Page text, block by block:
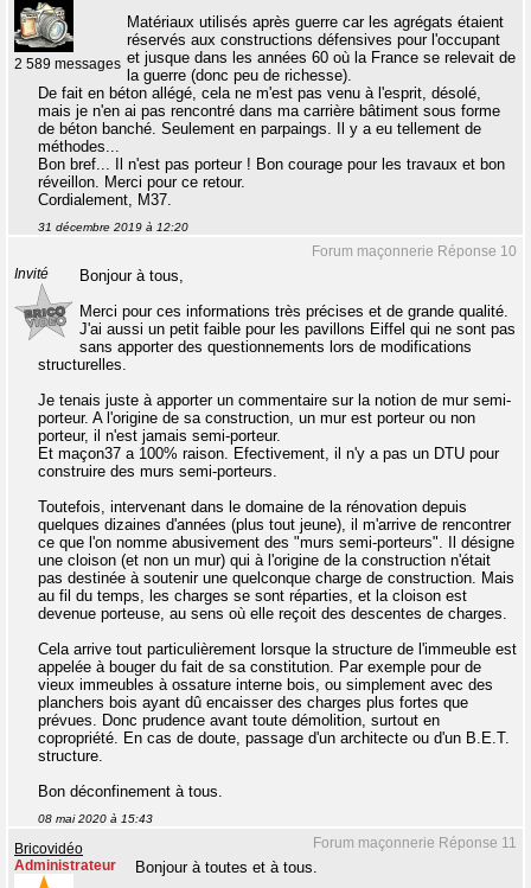
2 589 messages
Matériaux utilisés après guerre car les agrégats étaient
réservés aux constructions défensives pour l'occupant
et jusque dans les années 60 où la France se relevait de
la guerre (donc peu de richesse).
De fait en béton allégé, cela ne m'est pas venu à l'esprit, désolé,
mais je n'en ai pas rencontré dans ma carrière bâtiment sous forme
de béton banché. Seulement en parpaings. Il y a eu tellement de
méthodes...
Bon bref... Il n'est pas porteur ! Bon courage pour les travaux et bon
réveillon. Merci pour ce retour.
Cordialement, M37.
31 décembre 2019 à 12:20
Forum maçonnerie Réponse 10
Invité
Bonjour à tous,
Merci pour ces informations très précises et de grande qualité.
J'ai aussi un petit faible pour les pavillons Eiffel qui ne sont pas
sans apporter des questionnements lors de modifications
structurelles.
Je tenais juste à apporter un commentaire sur la notion de mur semi-
porteur. A l'origine de sa construction, un mur est porteur ou non
porteur, il n'est jamais semi-porteur.
Et maçon37 a 100% raison. Efectivement, il n'y a pas un DTU pour
construire des murs semi-porteurs.
Toutefois, intervenant dans le domaine de la rénovation depuis
quelques dizaines d'années (plus tout jeune), il m'arrive de rencontrer
ce que l'on nomme abusivement des "murs semi-porteurs". Il désigne
une cloison (et non un mur) qui à l'origine de la construction n'était
pas destinée à soutenir une quelconque charge de construction. Mais
au fil du temps, les charges se sont réparties, et la cloison est
devenue porteuse, au sens où elle reçoit des descentes de charges.
Cela arrive tout particulièrement lorsque la structure de l'immeuble est
appelée à bouger du fait de sa constitution. Par exemple pour de
vieux immeubles à ossature interne bois, ou simplement avec des
planchers bois ayant dû encaisser des charges plus fortes que
prévues. Donc prudence avant toute démolition, surtout en
copropriété. En cas de doute, passage d'un architecte ou d'un B.E.T.
structure.
Bon déconfinement à tous.
08 mai 2020 à 15:43
Forum maçonnerie Réponse 11
Bricovidéo
Administrateur
Bonjour à toutes et à tous.